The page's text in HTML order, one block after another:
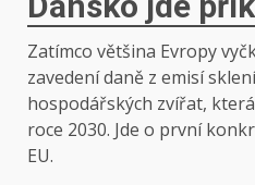
Zatímco většina Evropy
zavedení daně z emisí
hospodářských zvířat,
roce 2030. Jde o první
EU.